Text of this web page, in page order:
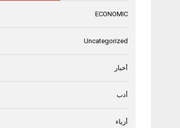
ECONOMIC
Uncategorized
أخبار
أدب
أزياء